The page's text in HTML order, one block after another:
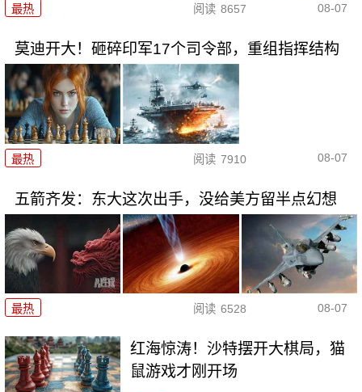
最热 阅读 8657 08-07
莫迪开大！砸碎印军17个司令部，重组指挥结构
最热 阅读 7910 08-07
五箭齐发：东大这次出手，没给美方留半点幻想
最热 阅读 6528 08-07
红海惊涛！沙特摆开大棋局，猫
鼠游戏才刚开场